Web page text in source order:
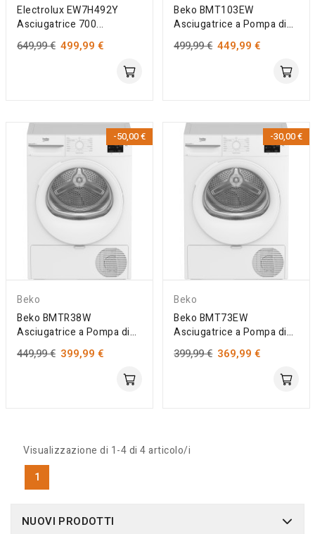
Electrolux EW7H492Y
Asciugatrice 700...
649,99 € 499,99 €
Beko BMT103EW
Asciugatrice a Pompa di
Calore...
499,99 € 449,99 €
Beko
Beko BMTR38W
Asciugatrice a Pompa di
Calore 8Kg...
449,99 €
-50,00 €
399,99 €
Beko
Beko BMT73EW
Asciugatrice a Pompa di
Calore 7Kg...
399,99 €
-30,00 €
369,99 €
Visualizzazione di 1-4 di 4 articolo/i
1
NUOVI PRODOTTI